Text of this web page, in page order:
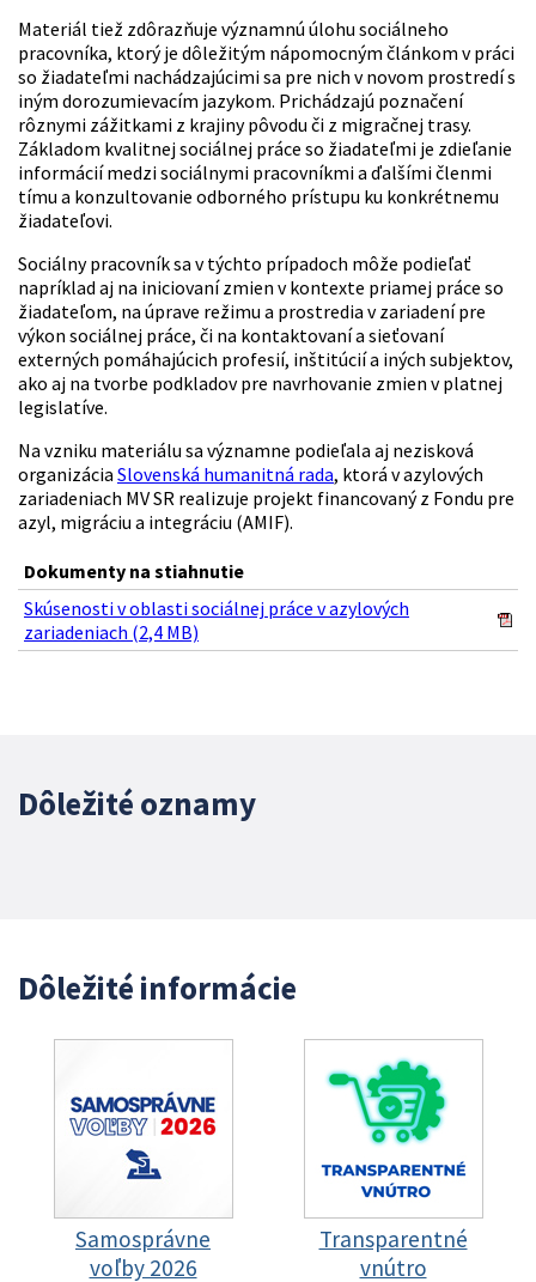
Materiál tiež zdôrazňuje významnú úlohu sociálneho
pracovníka, ktorý je dôležitým nápomocným článkom v práci
so žiadateľmi nachádzajúcimi sa pre nich v novom prostredí s
iným dorozumievacím jazykom. Prichádzajú poznačení
rôznymi zážitkami z krajiny pôvodu či z migračnej trasy.
Základom kvalitnej sociálnej práce so žiadateľmi je zdieľanie
informácií medzi sociálnymi pracovníkmi a ďalšími členmi
tímu a konzultovanie odborného prístupu ku konkrétnemu
žiadateľovi.
Sociálny pracovník sa v týchto prípadoch môže podieľať
napríklad aj na iniciovaní zmien v kontexte priamej práce so
žiadateľom, na úprave režimu a prostredia v zariadení pre
výkon sociálnej práce, či na kontaktovaní a sieťovaní
externých pomáhajúcich profesií, inštitúcií a iných subjektov,
ako aj na tvorbe podkladov pre navrhovanie zmien v platnej
legislatíve.
Na vzniku materiálu sa významne podieľala aj nezisková
organizácia Slovenská humanitná rada, ktorá v azylových
zariadeniach MV SR realizuje projekt financovaný z Fondu pre
azyl, migráciu a integráciu (AMIF).
Dokumenty na stiahnutie
Skúsenosti v oblasti sociálnej práce v azylových
zariadeniach (2,4 MB)
Dôležité oznamy
Dôležité informácie
Samosprávne
voľby 2026
Transparentné
vnútro